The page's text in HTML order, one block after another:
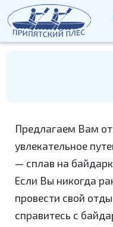
Предлагаем Вам
увлекательное
— сплав на
Если Вы никогда
провести свой
справитесь с